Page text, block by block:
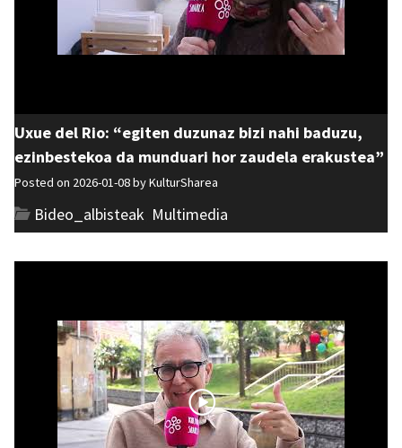
Uxue del Rio: “egiten duzunaz bizi nahi baduzu,
ezinbestekoa da munduari hor zaudela erakustea”
Posted on 2026-01-08 byKulturSharea
Bideo_albisteak Multimedia